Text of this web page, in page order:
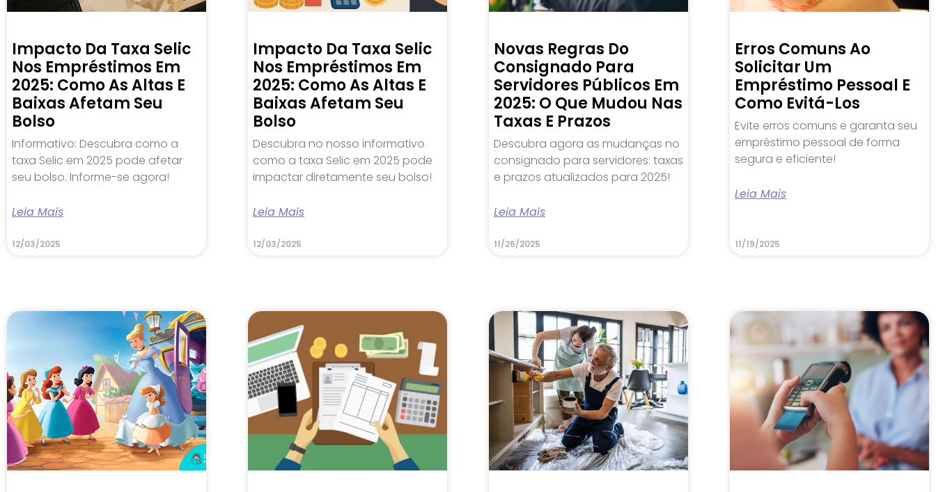
Impacto Da Taxa Selic
Nos Empréstimos Em
2025: Como As Altas E
Baixas Afetam Seu
Bolso
Informativo: Descubra como a
taxa Selic em 2025 pode afetar
seu bolso. Informe-se agora!
Leia Mais
12/03/2025
Impacto Da Taxa Selic
Nos Empréstimos Em
2025: Como As Altas E
Baixas Afetam Seu
Bolso
Descubra no nosso informativo
como a taxa Selic em 2025 pode
impactar diretamente seu bolso!
Leia Mais
12/03/2025
Novas Regras Do
Consignado Para
Servidores Públicos Em
2025: O Que Mudou Nas
Taxas E Prazos
Descubra agora as mudanças no
consignado para servidores: taxas
e prazos atualizados para 2025!
Leia Mais
11/26/2025
Erros Comuns Ao
Solicitar Um
Empréstimo Pessoal E
Como Evitá-Los
Evite erros comuns e garanta seu
empréstimo pessoal de forma
segura e eficiente!
Leia Mais
11/19/2025